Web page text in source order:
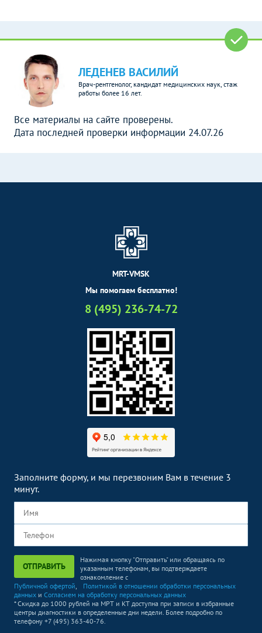
ЛЕДЕНЕВ ВАСИЛИЙ
Врач-рентгенолог, кандидат медицинских наук, стаж
работы более 16 лет.
Все материалы на сайте проверены.
Дата последней проверки информации 24.07.26
MRT-VMSK
Мы помогаем бесплатно!
8 (495) 236-74-72
Заполните форму, и мы перезвоним Вам в течение 3
минут.
ОТПРАВИТЬ
Нажимая кнопку "Отправить" или обращаясь по
указанным телефонам, вы подтверждаете
ознакомление с
Публичной офертой
Политикой в отношении обработки персональных
данных и Согласием на обработку персональных данных
* Скидка до 1000 рублей на МРТ и КТ доступна при записи в избранные
центры диагностики в определенные дни недели. Более подробно по
телефону +7 (495) 363-40-76.